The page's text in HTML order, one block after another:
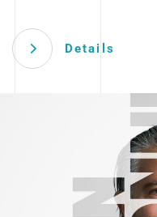
Details